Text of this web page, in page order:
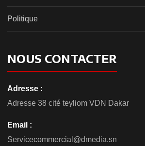
Politique
NOUS CONTACTER
Adresse :
Adresse 38 cité teyliom VDN Dakar
Email :
Servicecommercial@dmedia.sn